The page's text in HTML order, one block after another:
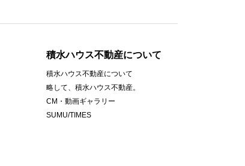
積水ハウス不動産について
積水ハウス不動産について
略して、積水ハウス不動産。
CM・動画ギャラリー
SUMU/TIMES